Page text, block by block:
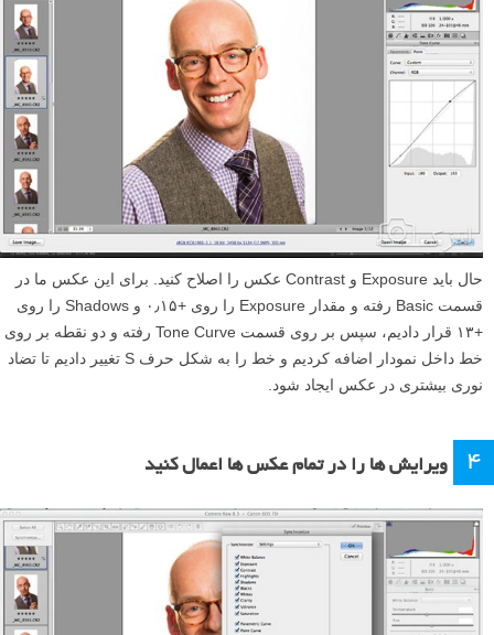
حال باید Exposure و Contrast عکس را اصلاح کنید. برای این عکس ما در
قسمت Basic رفته و مقدار Exposure را روی +۰٫۱۵ و Shadows را روی
+۱۳ قرار دادیم، سپس بر روی قسمت Tone Curve رفته و دو نقطه بر روی
خط داخل نمودار اضافه کردیم و خط را به شکل حرف S تغییر دادیم تا تضاد
نوری بیشتری در عکس ایجاد شود.
۴ ویرایش ها را در تمام عکس ها اعمال کنید